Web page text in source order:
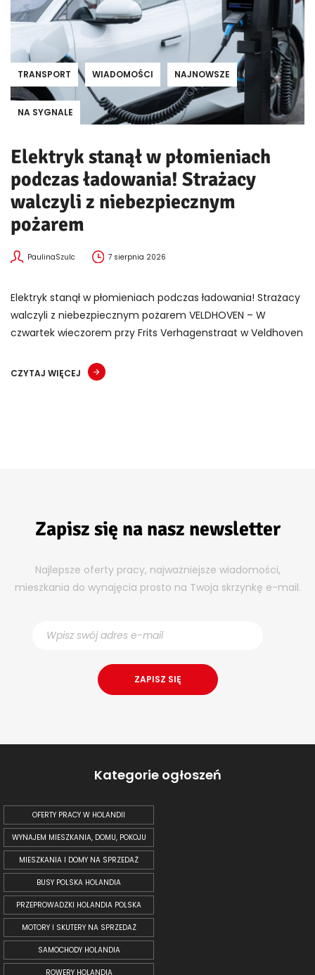
TRANSPORT WIADOMOŚCI NAJNOWSZE
NA SYGNALE
Elektryk stanął w płomieniach
podczas ładowania! Strażacy
walczyli z niebezpiecznym
pożarem
PaulinaSzulc 7 sierpnia 2026
Elektryk stanął w płomieniach podczas ładowania! Strażacy
walczyli z niebezpiecznym pożarem VELDHOVEN – W
czwartek wieczorem przy Frits Verhagenstraat w Veldhoven
CZYTAJ WIĘCEJ
Zapisz się na nasz newsletter
Najlepsze oferty pracy, najważniejsze wiadomości,
mieszkania do wynajęcia prosto na Twoja skrzynkę e-mail.
Kategorie ogłoszeń
OFERTY PRACY W HOLANDII
WYNAJEM MIESZKANIA, DOMU, POKOJU
MIESZKANIA I DOMY NA SPRZEDAŻ
BUSY POLSKA HOLANDIA
PRZEPROWADZKI HOLANDIA POLSKA
MOTORY I SKUTERY NA SPRZEDAŻ
SAMOCHODY HOLANDIA
ROWERY HOLANDIA